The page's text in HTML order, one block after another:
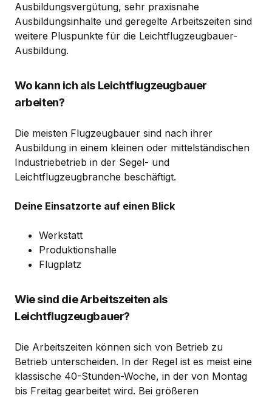
Ausbildungsvergütung, sehr praxisnahe
Ausbildungsinhalte und geregelte Arbeitszeiten sind
weitere Pluspunkte für die Leichtflugzeugbauer-
Ausbildung.
Wo kann ich als Leichtflugzeugbauer
arbeiten?
Die meisten Flugzeugbauer sind nach ihrer
Ausbildung in einem kleinen oder mittelständischen
Industriebetrieb in der Segel- und
Leichtflugzeugbranche beschäftigt.
Deine Einsatzorte auf einen Blick
Werkstatt
Produktionshalle
Flugplatz
Wie sind die Arbeitszeiten als
Leichtflugzeugbauer?
Die Arbeitszeiten können sich von Betrieb zu
Betrieb unterscheiden. In der Regel ist es meist eine
klassische 40-Stunden-Woche, in der von Montag
bis Freitag gearbeitet wird. Bei größeren